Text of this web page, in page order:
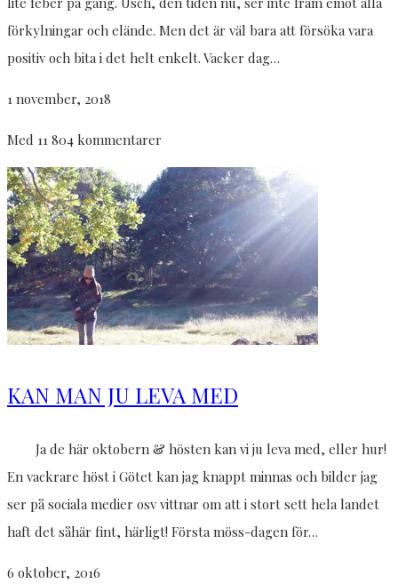
förkylningar och elände. Men det är väl bara att försöka vara
positiv och bita i det helt enkelt. Vacker dag…
1 november, 2018
Med 11 804 kommentarer
KAN MAN JU LEVA MED
Ja de här oktobern & hösten kan vi ju leva med, eller hur!
En vackrare höst i Götet kan jag knappt minnas och bilder jag
ser på sociala medier osv vittnar om att i stort sett hela landet
haft det såhär fint, härligt! Första möss-dagen för…
6 oktober, 2016